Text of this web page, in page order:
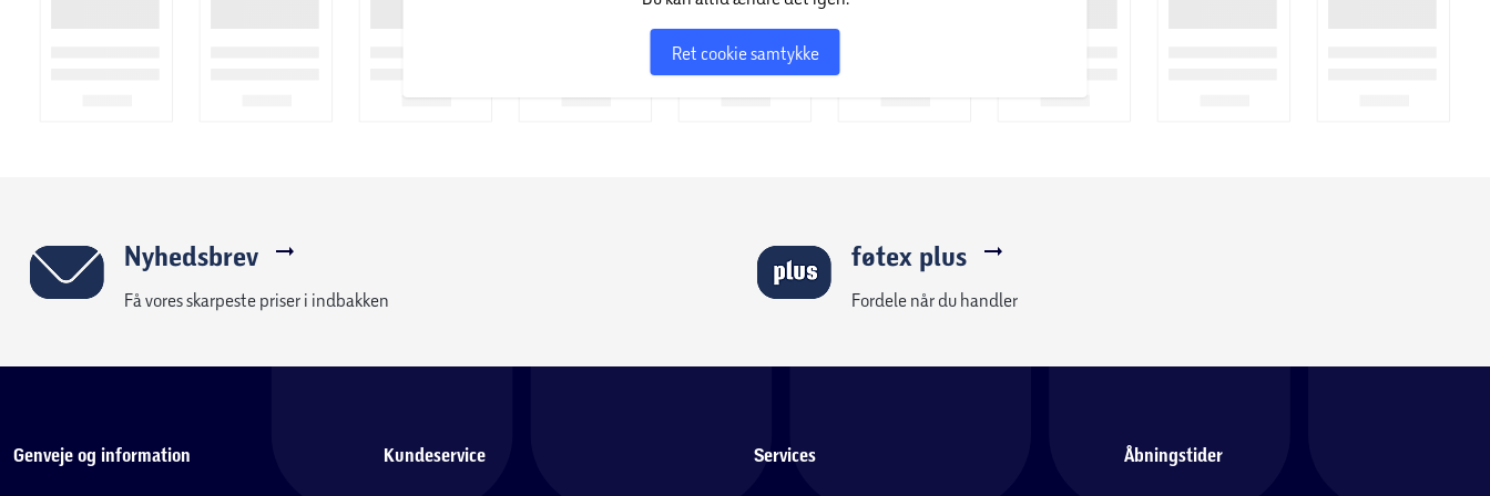
Ret cookie samtykke
Nyhedsbrev
Få vores skarpeste priser i indbakken
føtex plus
Fordele når du handler
Genveje og information Kundeservice Services Åbningstider